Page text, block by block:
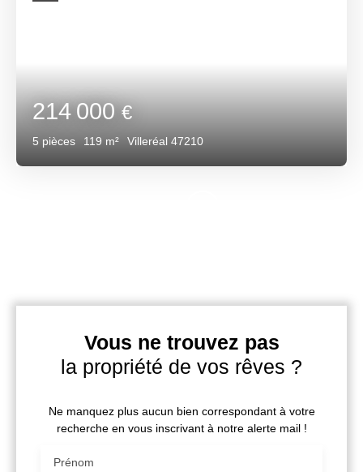
214 000€
5 pièces 119 m² Villeréal 47210
Vous ne trouvez pas
la propriété de vos rêves ?
Ne manquez plus aucun bien correspondant à votre
recherche en vous inscrivant à notre alerte mail !
Prénom